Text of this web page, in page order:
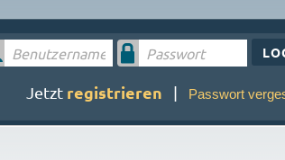
Jetzt registrieren | Passwort